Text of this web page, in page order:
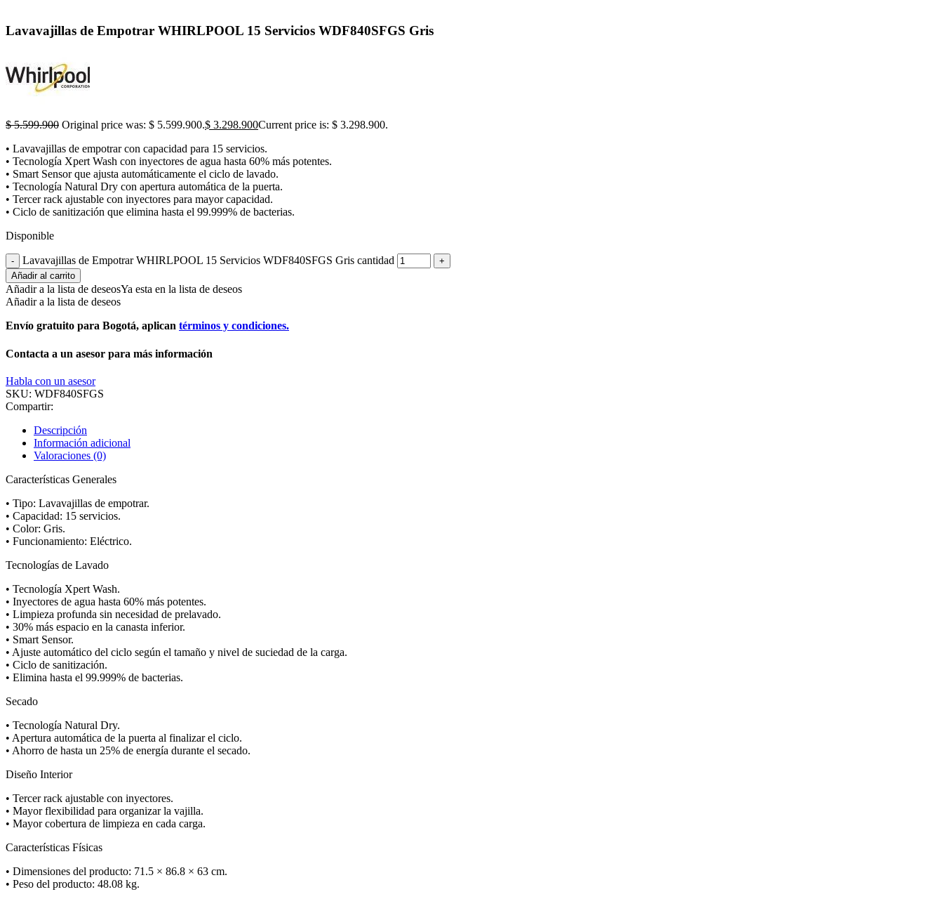
Lavavajillas de Empotrar WHIRLPOOL 15 Servicios WDF840SFGS Gris
$5.599.900 Original price was: $ 5.599.900.$ 3.298.900Current price is: $ 3.298.900.
• Lavavajillas de empotrar con capacidad para 15 servicios.
• Tecnología Xpert Wash con inyectores de agua hasta 60% más potentes.
• Smart Sensor que ajusta automáticamente el ciclo de lavado.
• Tecnología Natural Dry con apertura automática de la puerta.
• Tercer rack ajustable con inyectores para mayor capacidad.
• Ciclo de sanitización que elimina hasta el 99.999% de bacterias.
Disponible
Lavavajillas de Empotrar WHIRLPOOL 15 Servicios WDF840SFGS Gris cantidad
Añadir al carrito
Añadir a la lista de deseosYa esta en la lista de deseos
Añadir a la lista de deseos
Envío gratuito para Bogotá, aplican términos y condiciones.
Contacta a un asesor para más información
Habla con un asesor
SKU: WDF840SFGS
Compartir:
Descripción
Información adicional
Valoraciones (0)
Características Generales
• Tipo: Lavavajillas de empotrar.
• Capacidad: 15 servicios.
• Color: Gris.
• Funcionamiento: Eléctrico.
Tecnologías de Lavado
• Tecnología Xpert Wash.
• Inyectores de agua hasta 60% más potentes.
• Limpieza profunda sin necesidad de prelavado.
• 30% más espacio en la canasta inferior.
• Smart Sensor.
• Ajuste automático del ciclo según el tamaño y nivel de suciedad de la carga.
• Ciclo de sanitización.
• Elimina hasta el 99.999% de bacterias.
Secado
• Tecnología Natural Dry.
• Apertura automática de la puerta al finalizar el ciclo.
• Ahorro de hasta un 25% de energía durante el secado.
Diseño Interior
• Tercer rack ajustable con inyectores.
• Mayor flexibilidad para organizar la vajilla.
• Mayor cobertura de limpieza en cada carga.
Características Físicas
• Dimensiones del producto: 71.5 × 86.8 × 63 cm.
• Peso del producto: 48.08 kg.